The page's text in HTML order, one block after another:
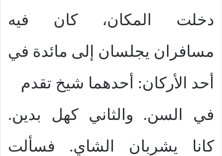
دخلت المكان، كان فيه
مسافران يجلسان إلى مائدة في
أحد الأركان: أحدهما شيخ تقدم
في السن. والثاني كهل بدين.
كانا يشربان الشاي. فسألت